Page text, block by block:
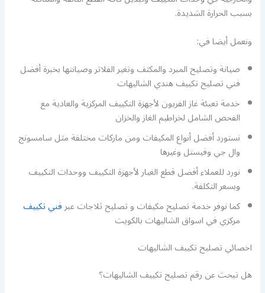
بسبب الحرارة الشديدة.
ونعمل أيضا في:
صيانة وتصليح المبرد والمكثف وتغير الفلاتر وصيانتها بخبرة أفضل
فني تصليح تكييف هندي الشاليهات
خدمة تعبئة غاز الفريون لأجهزة التكييف المركزية والعادية مع
الفحص الشامل لخراطيم الغاز والخزان
نستورد أفضل أنواع المكيفات ومن ماركات مختلفة مثل سامسونج
وال جي وفيستل وغيرها
نورد للعملاء أفضل قطع الغيار لأجهزة التكييف ووحدات التكييف
وبسعر التكلفة.
كما نوفر خدمة تصليح مكيفات و تصليح ثلاجات عبرفني تكييف
مركزي في اسواق الشاليهات بالكويت
اخصائي تصليح تكييف الشاليهات
هل تبحث عن رقم تصليح تكييف الشاليهات؟